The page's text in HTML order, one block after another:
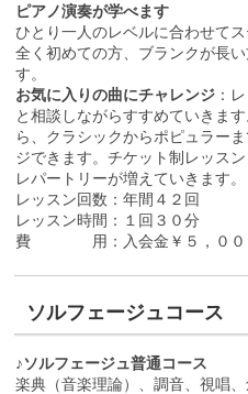
ピアノ演奏が学べます
ひとり一人のレベルに合わせて
全く初めての方、ブランクが長
す。
お気に入りの曲にチャレンジ ：
と相談しながらすすめていきま
ら、クラシックからポピュラー
ジできます。チケット制レッス
レパートリーが増えていきます。
レッスン回数：年間４２回
レッスン時間：１回３０分
費 用：入会金￥５，００
ソルフェージュコース
♪ソルフェージュ普通コース
楽典（音楽理論）、調音、視唱